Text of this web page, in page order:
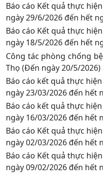
Báo cáo Kết quả thực
ngày 29/6/2026 đến hết
Báo cáo Kết quả thực
ngày 18/5/2026 đến hết
Công tác phòng chống
Thọ (Đến ngày 20/5/2026)
Báo cáo kết quả thực
ngày 23/03/2026 đến hết
Báo cáo kết quả thực
ngày 16/03/2026 đến hết
Báo cáo Kết quả thực
ngày 02/03/2026 đến hết
Báo cáo Kết quả thực
ngày 09/02/2026 đến hết